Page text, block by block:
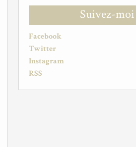
Suivez-moi
Facebook
Twitter
Instagram
RSS